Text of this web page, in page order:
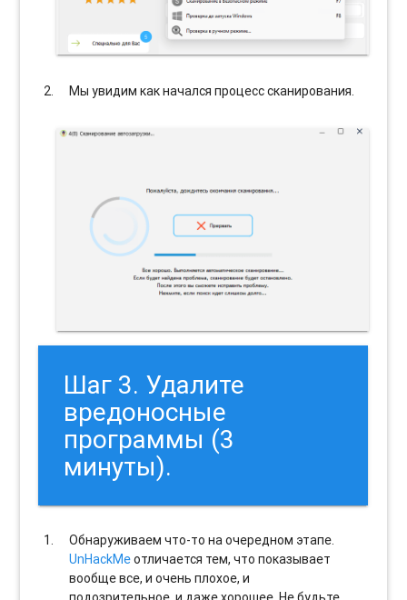
Мы увидим как начался процесс сканирования.
Шаг 3. Удалите
вредоносные
программы (3
минуты).
Обнаруживаем что-то на очередном этапе.
UnHackMeотличается тем, что показывает
вообще все, и очень плохое, и